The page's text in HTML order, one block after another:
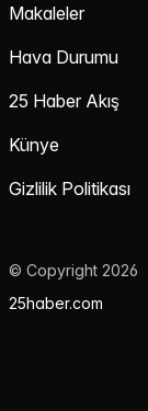
Makaleler
Hava Durumu
25 Haber Akış
Künye
Gizlilik Politikası
© Copyright 2026
25haber.com